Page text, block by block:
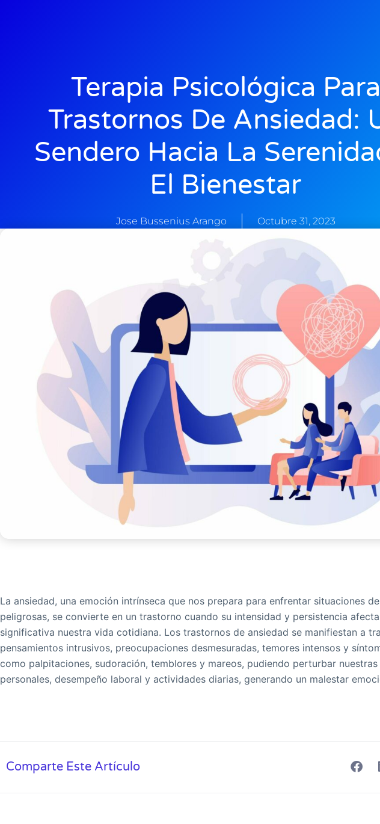
Terapia Psicológica Para
Trastornos De Ansiedad:
Sendero Hacia La
El Bienestar
Jose Bussenius Arango Octubre 31, 2023
La ansiedad, una emoción intrínseca que nos prepara para enfrentar situaciones
peligrosas, se convierte en un trastorno cuando su intensidad y persistencia
significativa nuestra vida cotidiana. Los trastornos de ansiedad se manifiestan a
pensamientos intrusivos, preocupaciones desmesuradas, temores intensos y
como palpitaciones, sudoración, temblores y mareos, pudiendo perturbar nuestras
personales, desempeño laboral y actividades diarias, generando un malestar
Comparte Este Artículo